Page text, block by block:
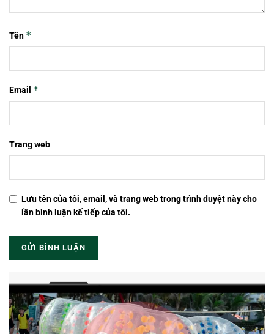
Tên *
Email *
Trang web
Lưu tên của tôi, email, và trang web trong trình duyệt này cho
lần bình luận kế tiếp của tôi.